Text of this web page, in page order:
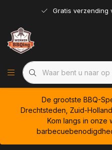
Gratis verzending
De grootste BBQ-
Drechtsteden, Zuid-
Kom langs in onze